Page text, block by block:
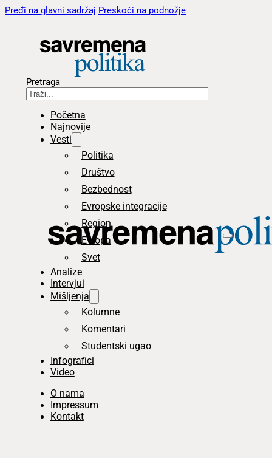
Pređi na glavni sadržaj Preskoči na podnožje
Pretraga
Početna
Najnovije
Vesti
Politika
Društvo
Bezbednost
Evropske integracije
Region
Evropa
Svet
Analize
Intervjui
Mišljenja
Kolumne
Komentari
Studentski ugao
Infografici
Video
O nama
Impressum
Kontakt